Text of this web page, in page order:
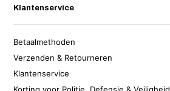
Klantenservice
Betaalmethoden
Verzenden & Retourneren
Klantenservice